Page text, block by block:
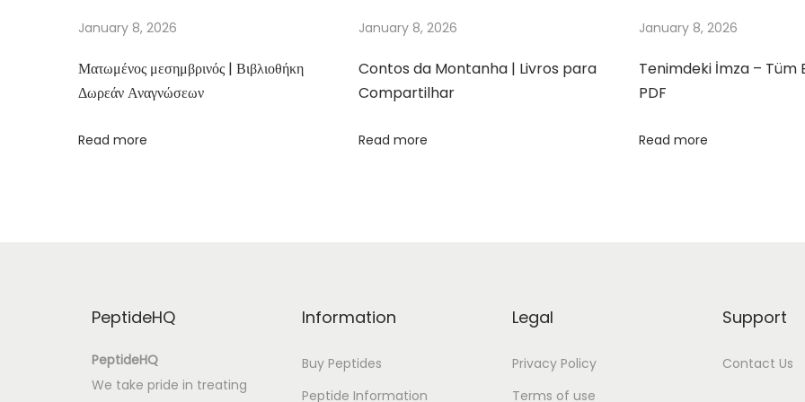
p
u
r
n
January 8, 2026
Ματωμένος μεσημβρινός | Βιβλιοθήκη
Δωρεάν Αναγνώσεων
Read more
January 8, 2026
Contos da Montanha | Livros para
Compartilhar
Read more
January 8, 2026
Tenimdeki İmza – Tüm
PDF
Read more
PeptideHQ
PeptideHQ
We take pride in treating
Information
Buy Peptides
Peptide Information
Legal
Privacy Policy
Terms of use
Support
Contact Us